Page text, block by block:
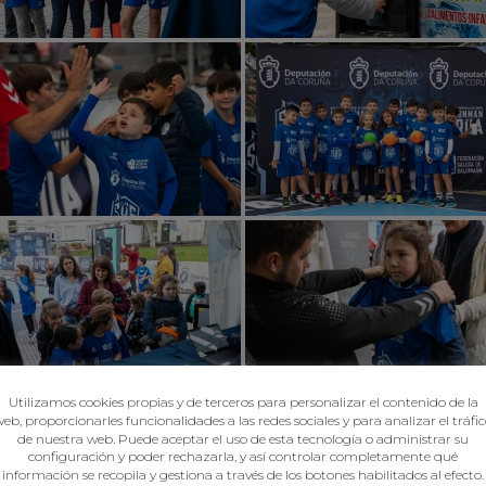
Utilizamos cookies propias y de terceros para personalizar el contenido de la
proporcionarles funcionalidades a las redes sociales y para analizar el
de nuestra web. Puede aceptar el uso de esta tecnología o administrar su
configuración y poder rechazarla, y así controlar completamente qué
información se recopila y gestiona a través de los botones habilitados al efecto.